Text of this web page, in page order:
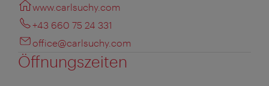
www.carlsuchy.com
+43 660 75 24 331
office@carlsuchy.com
Öffnungszeiten